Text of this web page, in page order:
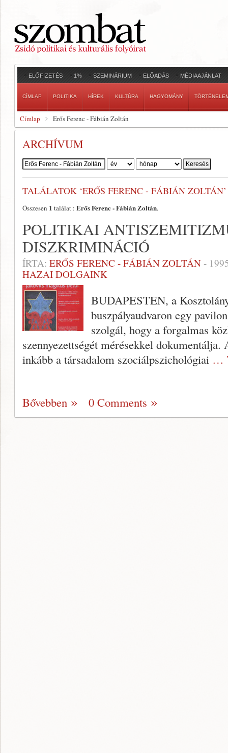
ELŐFIZETÉS 1% SZEMINÁRIUM ELŐADÁS MÉDIAAJÁNLAT
CÍMLAP POLITIKA HÍREK KULTÚRA HAGYOMÁNY
Címlap Erős Ferenc - Fábián Zoltán
ARCHÍVUM
Szerző:
TALÁLATOK ‘ERŐS FERENC - FÁBIÁN ZOLTÁN’
Összesen 1 találat : Erős Ferenc - Fábián Zoltán.
POLITIKAI
DISZKRIMINÁCIÓ
ÍRTA: ERŐS FERENC - FÁBIÁN ZOLTÁN -
HAZAI DOLGAINK
BUDAPESTEN, a
buszpályaudvaron egy
szolgál, hogy a forgalmas
szennyezettségét méré­sekkel
inkább a társadalom szociálpszichológiai …
Bővebben 0 Comments